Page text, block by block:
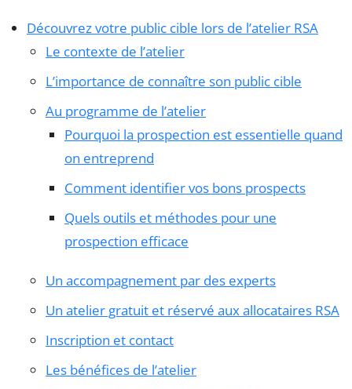
Découvrez votre public cible lors de l’atelier RSA
Le contexte de l’atelier
L’importance de connaître son public cible
Au programme de l’atelier
Pourquoi la prospection est essentielle quand
on entreprend
Comment identifier vos bons prospects
Quels outils et méthodes pour une
prospection efficace
Un accompagnement par des experts
Un atelier gratuit et réservé aux allocataires RSA
Inscription et contact
Les bénéfices de l’atelier